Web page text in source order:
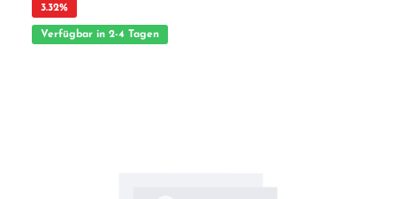
3.32%
Verfügbar in 2-4 Tagen